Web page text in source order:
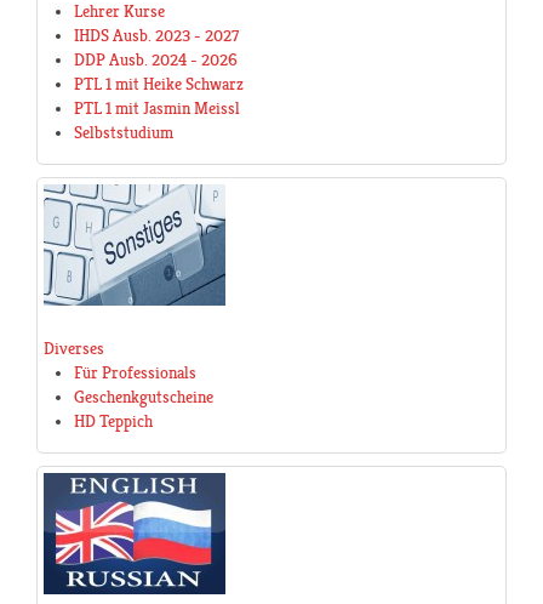
Lehrer Kurse
IHDS Ausb. 2023 - 2027
DDP Ausb. 2024 - 2026
PTL 1 mit Heike Schwarz
PTL 1 mit Jasmin Meissl
Selbststudium
Diverses
Für Professionals
Geschenkgutscheine
HD Teppich